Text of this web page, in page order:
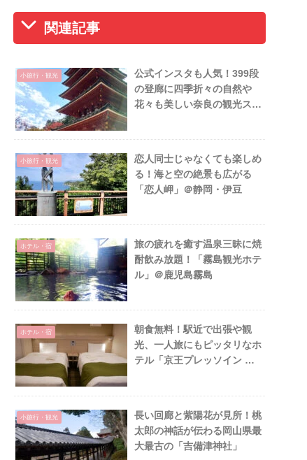
関連記事
小旅行・観光
公式インスタも人気！399段
の登廊に四季折々の自然や
花々も美しい奈良の観光スポ
小旅行・観光
恋人同士じゃなくても楽しめ
る！海と空の絶景も広がる
「恋人岬」＠静岡・伊豆
ホテル・宿
旅の疲れを癒す温泉三昧に焼
酎飲み放題！「霧島観光ホテ
ル」＠鹿児島霧島
ホテル・宿
朝食無料！駅近で出張や観
光、一人旅にもピッタリなホ
テル「京王プレッソイン 東
小旅行・観光
長い回廊と紫陽花が見所！桃
太郎の神話が伝わる岡山県最
大最古の「吉備津神社」